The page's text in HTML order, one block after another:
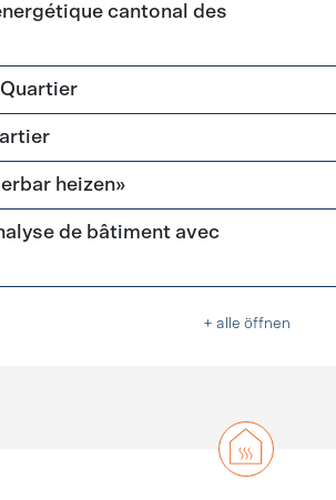
cantonal des
heizen»
de bâtiment avec
+ alle öffnen